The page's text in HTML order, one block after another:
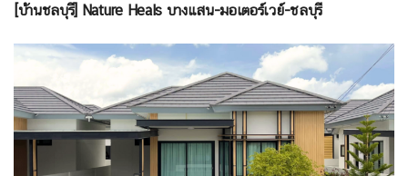
[บ้านชลบุรี] Nature Heals บางแสน-มอเตอร์เวย์-ชลบุรี